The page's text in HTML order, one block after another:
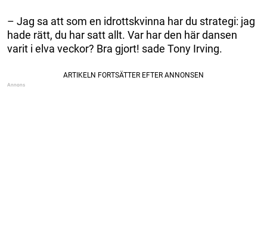
– Jag sa att som en idrottskvinna har du strategi: jag
hade rätt, du har satt allt. Var har den här dansen
varit i elva veckor? Bra gjort! sade Tony Irving.